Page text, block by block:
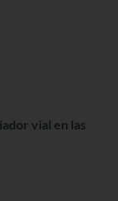
vial en las